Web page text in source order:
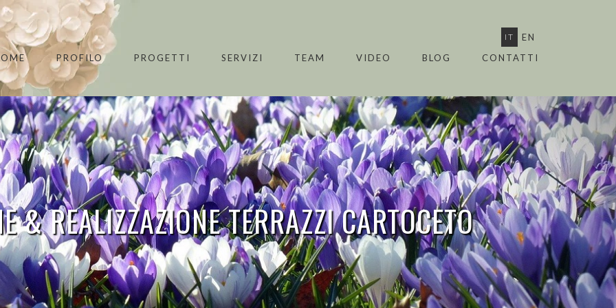
IT
EN
PROFILO PROGETTI SERVIZI TEAM VIDEO BLOG CONTATTI
& REALIZZAZIONE TERRAZZICARTOCETO